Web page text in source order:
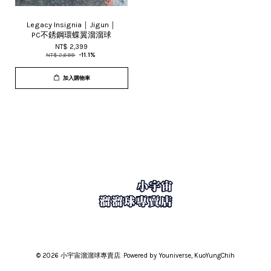
Legacy Insignia｜Jigun｜
PC不銹鋼環蝶翼溜溜球
NT$ 2,399
NT$ 2,699 -11.1%
加入購物車
© 2026 小宇宙溜溜球專賣店. Powered by Youniverse, KuoYungChih